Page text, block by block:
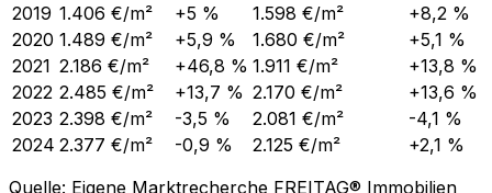
2019 1.406 €/m² +5 % 1.598 €/m²
+8,2 %
2020 1.489 €/m² +5,9 % 1.680 €/m²
+5,1 %
2021 2.186 €/m² +46,8 % 1.911 €/m²
+13,8 %
2022 2.485 €/m² +13,7 % 2.170 €/m²
+13,6 %
2023 2.398 €/m² -3,5 % 2.081 €/m²
-4,1 %
2024 2.377 €/m² -0,9 % 2.125 €/m²
+2,1 %
Quelle: Eigene Marktrecherche FREITAG® Immobilien